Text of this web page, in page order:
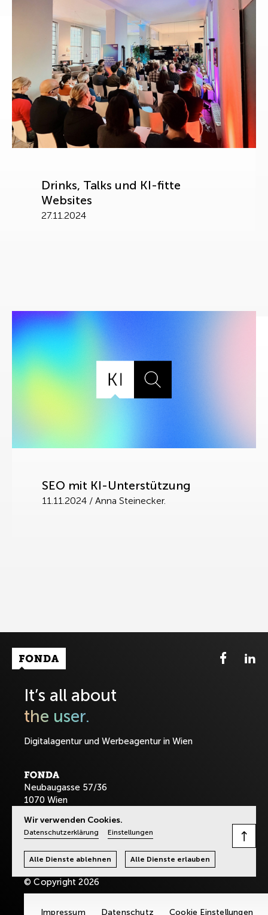
Drinks, Talks und KI-fitte
Websites
27.11.2024
SEO mit KI-Unterstützung
11.11.2024 / Anna Steinecker.
Fonda Logo
It’s all about
the user.
Digitalagentur und Werbeagentur in Wien
Neubaugasse 57/36
1070 Wien
T:+43-1-8901589
office@fonda.at
© Copyright 2026
Impressum Datenschutz Cookie Einstellungen
Wir verwenden Cookies.
Datenschutzerklärung Einstellungen
Alle Dienste ablehnen Alle Dienste erlauben